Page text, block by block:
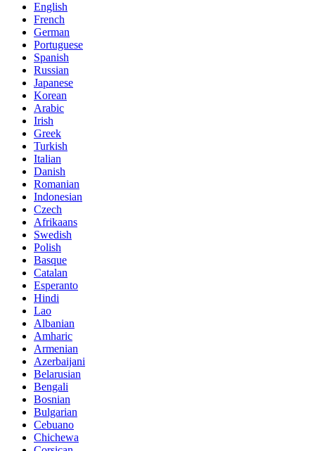
English
French
German
Portuguese
Spanish
Russian
Japanese
Korean
Arabic
Irish
Greek
Turkish
Italian
Danish
Romanian
Indonesian
Czech
Afrikaans
Swedish
Polish
Basque
Catalan
Esperanto
Hindi
Lao
Albanian
Amharic
Armenian
Azerbaijani
Belarusian
Bengali
Bosnian
Bulgarian
Cebuano
Chichewa